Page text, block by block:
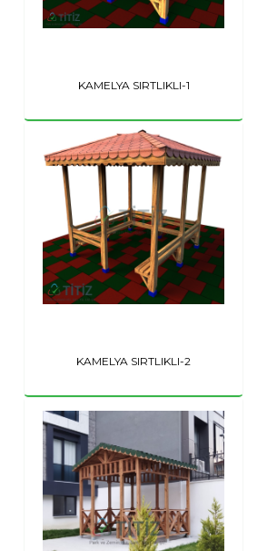
KAMELYA SIRTLIKLI-1
KAMELYA SIRTLIKLI-2